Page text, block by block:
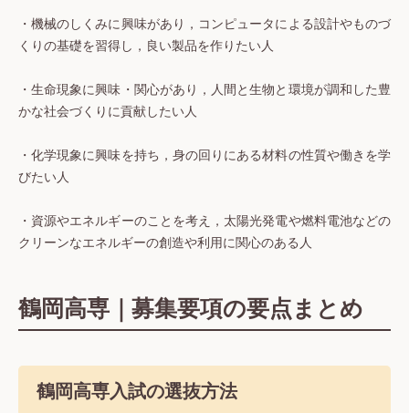
・機械のしくみに興味があり，コンピュータによる設計やものづ
くりの基礎を習得し，良い製品を作りたい人
・生命現象に興味・関心があり，人間と生物と環境が調和した豊
かな社会づくりに貢献したい人
・化学現象に興味を持ち，身の回りにある材料の性質や働きを学
びたい人
・資源やエネルギーのことを考え，太陽光発電や燃料電池などの
クリーンなエネルギーの創造や利用に関心のある人
鶴岡高専｜募集要項の要点まとめ
鶴岡高専入試の選抜方法